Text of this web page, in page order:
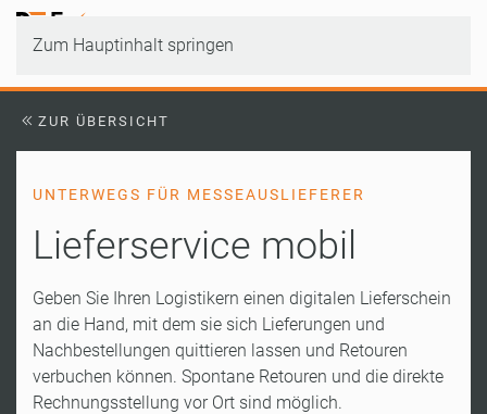
Zum Hauptinhalt springen
ZUR ÜBERSICHT
UNTERWEGS FÜR MESSEAUSLIEFERER
Lieferservice mobil
Geben Sie Ihren Logistikern einen digitalen Lieferschein
an die Hand, mit dem sie sich Lieferungen und
Nachbestellungen quittieren lassen und Retouren
verbuchen können. Spontane Retouren und die direkte
Rechnungsstellung vor Ort sind möglich.